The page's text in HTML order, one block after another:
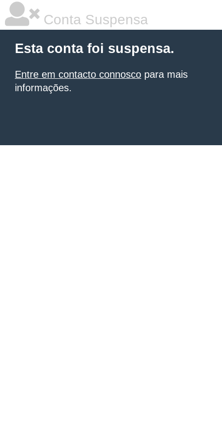
Conta Suspensa
Esta conta foi suspensa.
Entre em contacto connosco para mais
informações.